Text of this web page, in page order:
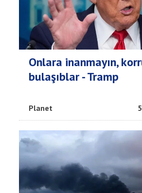
Onlara inanmayın,
bulaşıblar - Tramp
Planet